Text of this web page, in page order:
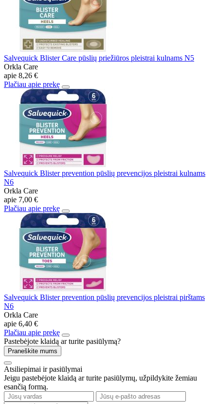
Salvequick Blister Care pūslių priežiūros pleistrai kulnams N5
Orkla Care
apie 8,26 €
Plačiau apie prekę
Salvequick Blister prevention pūslių prevencijos pleistrai kulnams
N6
Orkla Care
apie 7,00 €
Plačiau apie prekę
Salvequick Blister prevention pūslių prevencijos pleistrai pirštams
N6
Orkla Care
apie 6,40 €
Plačiau apie prekę
Pastebėjote klaidą ar turite pasiūlymą?
Praneškite mums
Atsiliepimai ir pasiūlymai
Jeigu pastebėjote klaidą ar turite pasiūlymų, užpildykite žemiau
esančią formą.